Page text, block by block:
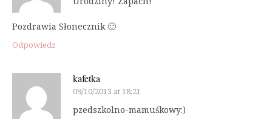
Pozdrawia Słonecznik 🙂
Odpowiedz
kafetka
09/10/2013 at 18:21
pzedszkolno-mamuśkowy:)